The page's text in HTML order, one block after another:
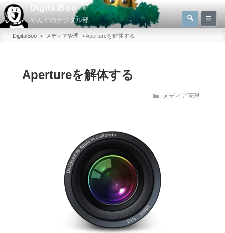
コ
ン
DigitalBoo
やんぐのデジタル部
検
検
索
DigitalBoo > メディア管理 >Apertureを解体する
Apertureを解体する
カメディア管理